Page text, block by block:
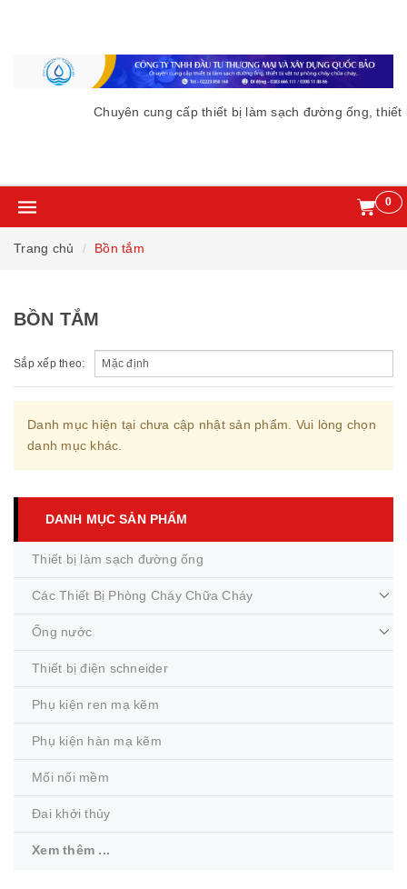
Chuyên cung cấp thiết bị làm sạch đường ống, thiết
0
Trang chủ Bồn tắm
BỒN TẮM
Sắp xếp theo:
Danh mục hiện tại chưa cập nhật sản phẩm. Vui lòng chọn
danh mục khác.
DANH MỤC SẢN PHẨM
Thiết bị làm sạch đường ống
Các Thiết Bị Phòng Cháy Chữa Cháy
Ống nước
Thiết bị điện schneider
Phụ kiện ren mạ kẽm
Phụ kiện hàn mạ kẽm
Mối nối mềm
Đai khởi thủy
Xem thêm ...